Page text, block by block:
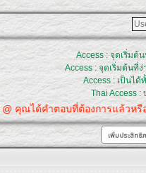
Access : จุดเริ่มต้
Access : จุดเริ่มต้นที่
Access : เป็นไ
Thai Access :
ได้คำตอบที่ต้องการแล้วหรือยัง